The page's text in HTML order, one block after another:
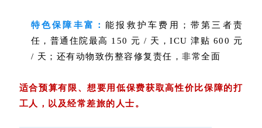
特色保障丰富：能报 救护车费用；带第三者责
任 ，普通住院最高 150 元 / 天，ICU 津贴 600 元
/ 天；还有动物致伤整容修复责任，非常全面
适合预算有限、想要用低保费获取高性价比保障的打
工人，以及经常差旅的人士。